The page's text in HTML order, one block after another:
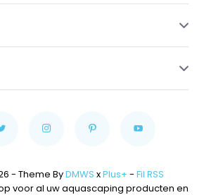
- Theme ByDMWS xPlus+ - Fil RSS
voor al uw aquascaping producten en